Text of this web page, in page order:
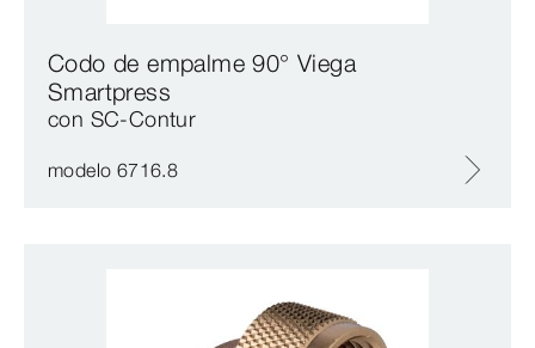
Codo de empalme 90° Viega
Smartpress
con SC‑Contur
modelo 6716.8